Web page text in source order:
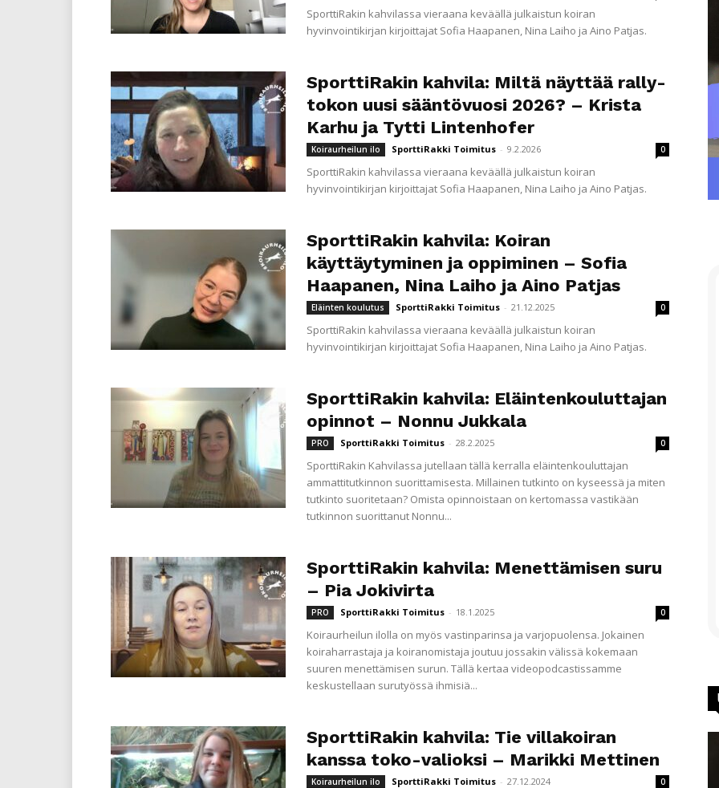
SporttiRakin kahvilassa vieraana keväällä julkaistun koiran
hyvinvointikirjan kirjoittajat Sofia Haapanen, Nina Laiho ja Aino Patjas.
SporttiRakin kahvila: Miltä näyttää rally-
tokon uusi sääntövuosi 2026? – Krista
Karhu ja Tytti Lintenhofer
Koiraurheilun ilo SporttiRakki Toimitus - 9.2.2026 0
SporttiRakin kahvilassa vieraana keväällä julkaistun koiran
hyvinvointikirjan kirjoittajat Sofia Haapanen, Nina Laiho ja Aino Patjas.
SporttiRakin kahvila: Koiran
käyttäytyminen ja oppiminen – Sofia
Haapanen, Nina Laiho ja Aino Patjas
Eläinten koulutus SporttiRakki Toimitus - 21.12.2025 0
SporttiRakin kahvilassa vieraana keväällä julkaistun koiran
hyvinvointikirjan kirjoittajat Sofia Haapanen, Nina Laiho ja Aino Patjas.
SporttiRakin kahvila: Eläintenkouluttajan
opinnot – Nonnu Jukkala
PRO SporttiRakki Toimitus - 28.2.2025 0
SporttiRakin Kahvilassa jutellaan tällä kerralla eläintenkouluttajan
ammattitutkinnon suorittamisesta. Millainen tutkinto on kyseessä ja miten
tutkinto suoritetaan? Omista opinnoistaan on kertomassa vastikään
tutkinnon suorittanut Nonnu...
SporttiRakin kahvila: Menettämisen suru
– Pia Jokivirta
PRO SporttiRakki Toimitus - 18.1.2025 0
Koiraurheilun ilolla on myös vastinparinsa ja varjopuolensa. Jokainen
koiraharrastaja ja koiranomistaja joutuu jossakin välissä kokemaan
suuren menettämisen surun. Tällä kertaa videopodcastissamme
keskustellaan surutyössä ihmisiä...
SporttiRakin kahvila: Tie villakoiran
kanssa toko-valioksi – Marikki Mettinen
Koiraurheilun ilo SporttiRakki Toimitus - 27.12.2024 0